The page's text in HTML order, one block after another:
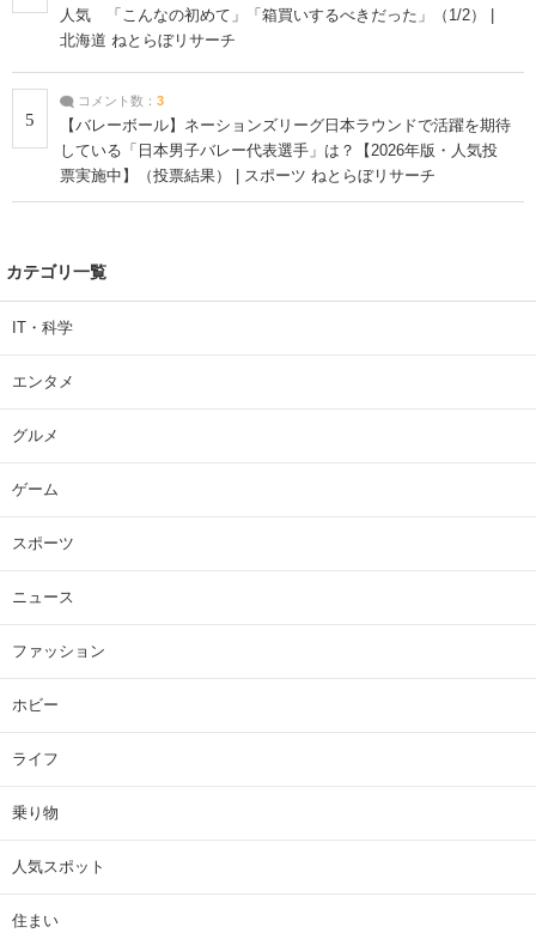
人気 「こんなの初めて」「箱買いするべきだった」（1/2） |
北海道 ねとらぼリサーチ
5
コメント数： 3
【バレーボール】ネーションズリーグ日本ラウンドで活躍を期待
している「日本男子バレー代表選手」は？【2026年版・人気投
票実施中】（投票結果） | スポーツ ねとらぼリサーチ
カテゴリ一覧
IT・科学
エンタメ
グルメ
ゲーム
スポーツ
ニュース
ファッション
ホビー
ライフ
乗り物
人気スポット
住まい